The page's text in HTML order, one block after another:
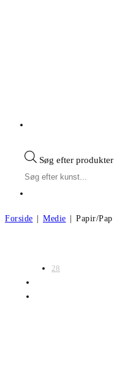
Søg efter produkter
Forside | Medie | Papir/Pap
28